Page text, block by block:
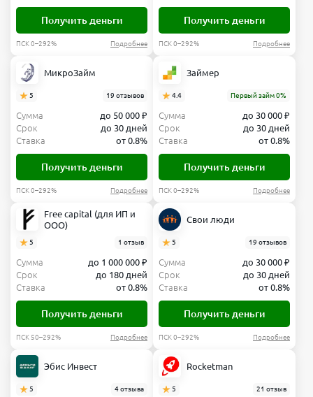
Получить деньги
ПСК 0–292% Подробнее
Получить деньги
ПСК 0–292% Подробнее
МикроЗайм
5 19 отзывов
Сумма
до 50 000 ₽
Срок
до 30 дней
Ставка
от 0.8%
Получить деньги
ПСК 0–292% Подробнее
Займер
4.4 Первый займ 0%
Сумма
до 30 000 ₽
Срок
до 30 дней
Ставка
от 0.8%
Получить деньги
ПСК 0–292% Подробнее
Free capital (для ИП и
ООО)
5 1 отзыв
Сумма
до 1 000 000 ₽
Срок
до 180 дней
Ставка
от 0.8%
Получить деньги
ПСК 50–292% Подробнее
Свои люди
5 19 отзывов
Сумма
до 30 000 ₽
Срок
до 30 дней
Ставка
от 0.8%
Получить деньги
ПСК 0–292% Подробнее
Эбис Инвест
5 4 отзыва
Rocketman
5 21 отзыв